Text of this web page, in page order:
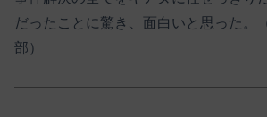
だったことに驚き、面白いと思った。
部）